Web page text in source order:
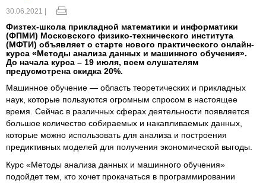
30.06.2021 |
Физтех-школа прикладной математики и информатики
(ФПМИ) Московского физико-технического института
(МФТИ) объявляет о старте нового практического онлайн-
курса «Методы анализа данных и машинного обучения».
До начала курса – 19 июля, всем слушателям
предусмотрена скидка 20%.
Машинное обучение — область теоретических и прикладных
наук, которые пользуются огромным спросом в настоящее
время. Сейчас в различных сферах деятельности появляется
большое количество собираемых и накапливаемых данных,
которые можно использовать для анализа и построения
предиктивных моделей для получения экономической выгоды.
Курс «Методы анализа данных и машинного обучения»
подойдет тем, кто хочет прокачаться в программировании